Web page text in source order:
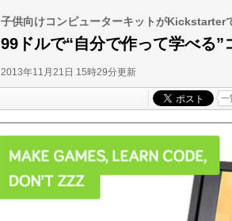
子供向けコンピューターキットがKickstarter
99ドルで“自分で作って学べる”
2013年11月21日 15時29分更新
一